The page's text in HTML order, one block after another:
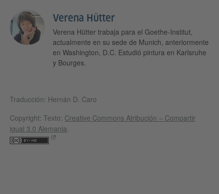
Verena Hütter
Verena Hütter trabaja para el Goethe-Institut,
actualmente en su sede de Munich, anteriormente
en Washington, D.C. Estudió pintura en Karlsruhe
y Bourges.
Traducción: Hernán D. Caro
Copyright: Texto: Creative Commons Atribución – Compartir
igual 3.0 Alemania.